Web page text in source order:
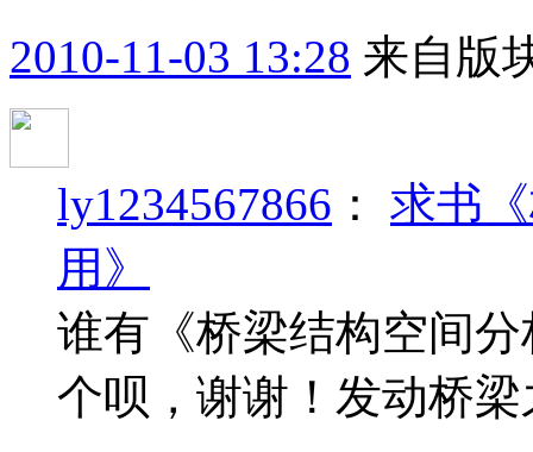
2010-11-03 13:28 来自版
ly1234567866 ： 求书
用》
谁有《桥梁结构空间
个呗，谢谢！发动桥